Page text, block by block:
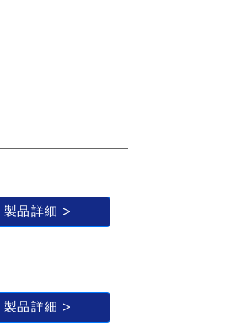
製品詳細
製品詳細